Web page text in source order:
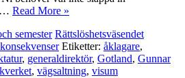
Read More »
semester Rättslöshetsväsendet
Etiketter: åklagare,
, generaldirektör, Gotland, Gunnar
, vägsaltning, visum